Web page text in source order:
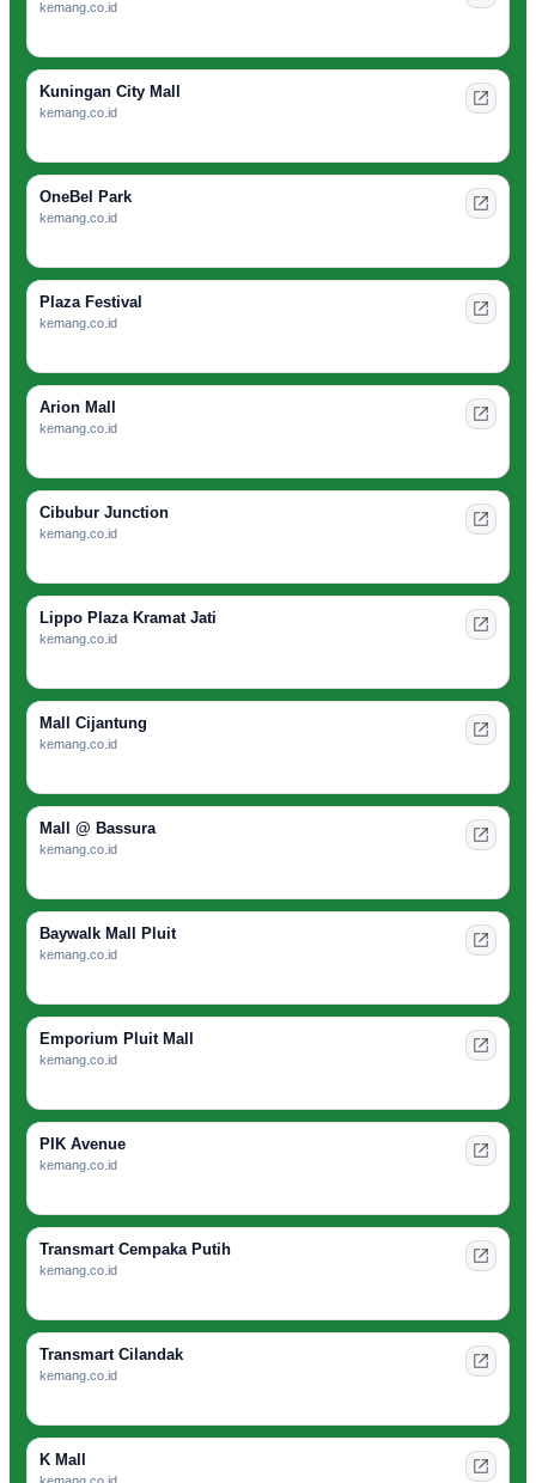
kemang.co.id
Kuningan City Mall
kemang.co.id
OneBel Park
kemang.co.id
Plaza Festival
kemang.co.id
Arion Mall
kemang.co.id
Cibubur Junction
kemang.co.id
Lippo Plaza Kramat Jati
kemang.co.id
Mall Cijantung
kemang.co.id
Mall @ Bassura
kemang.co.id
Baywalk Mall Pluit
kemang.co.id
Emporium Pluit Mall
kemang.co.id
PIK Avenue
kemang.co.id
Transmart Cempaka Putih
kemang.co.id
Transmart Cilandak
kemang.co.id
K Mall